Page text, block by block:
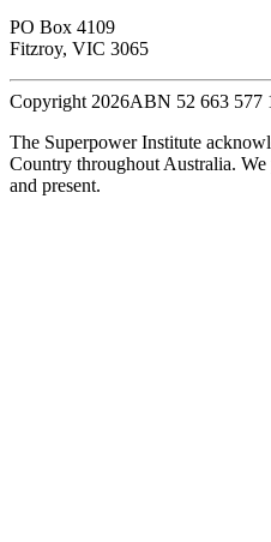
PO Box 4109
Fitzroy, VIC 3065
Copyright 2026ABN 52 663 577
The Superpower Institute
Country throughout Australia. We
and present.​​​​‌ ‍ ​‍​‍‌‍ ‌ ​‍‌‍‍‌‌‍‌ ‌‍‍‌‌‍ ‍​‍​‍​ ‍‍​‍​‍‌ ​ ‌‍​‌‌‍ ‍‌‍‍‌‌ ‌​‌ ‍‌​‍ ‍‌‍‍‌‌‍ ​‍​‍​‍ ​​‍​‍‌‍‍​‌ ​‍‌‍‌‌‌‍‌‍​‍​‍​ ‍‍​‍​‍‌‍‍​‌ ‌​‌ ‌​‌ ​​​ ‍‍​‍ ​‍ ‌‍ ​‌‍ ‌‍​ ‌‍​‌‌‍ ​‌‍‍​‌‍ ‌ ​ ‌ ‌​​ ‍‍​ ​ ​ ​ ​ ​ ​ ​ ​‍ ‌‍‍‌‌‍ ‍‌ ‌​‌‍‌‌‌‍ ‍‌ ‌​​‍ ‌‍‌‌‌‍‌​‌‍‍‌‌ ‌​​‍ ‌‍ ‌‌‍ ‌‍‌​‌‍‌‌​ ‌‌ ​​‌ ​‍‌‍‌‌‌ ​ ‌‍‌‌‌‍ ‍‌ ‌​‌‍​‌‌ ‌​‌‍‍‌‌‍ ‌‍ ‍​ ‍ ‌‍‍‌‌‍‌​​ ‌​ ​‍​ ‌‍​ ‌‌​ ‌‍​ ​​‌‍‌‌​ ‍​​ ​​​‍ ‌​ ‌ ​ ‌​​ ‌‍​ ‌‌​‍ ‌​ ‌​​ ‍​​ ​ ​ ‍‌​‍ ‌​ ‍​​ ‌‍​ ​‍​ ‍‌​‍ ‌​ ‌‌​ ‌‌​ ‌ ​ ​‍‌‍‌‍​ ‍​​ ​‍​ ‍‌​ ‌‌​ ‍​​ ​​‌‍‌‌​ ‍ ‌ ‌​‌ ‍‌‌ ​​‌‍‌‌​ ‌‌ ​ ‌‍‌‌‌ ‌​‌ ‌​‌‍‍‌‌‍ ‍‌‍‌ ‌ ​ ​ ‍ ‌ ​​‌‍​‌‌ ‌​‌‍‍​​ ‌‌‍​‌‌‍​ ‌‍‍ ‌‍ ‍‌‍ ‌ ‌ ‌‍ ​‌‍‌‌‌‍‌​‌‍‌ ‌‍‌‌‌‍ ‌‌‍‌‌‌‍ ‍‌ ‌​​ ‌‍​‍‌‍​‌‌ ​ ‌‍‌‌‌‌‌‌‌ ​‍‌‍ ​​ ‌‌‍‍​‌ ‌​‌ ‌​‌ ​​​‍‌‌​ ​ ‌​​‌​‍‌‌​ ​‍‌​‌‍​‍‌‌​ ​‍‌​‌‍‌‍ ​‌‍ ‌‍​ ‌‍​‌‌‍ ​‌‍‍​‌‍ ‌ ​ ‌ ‌​​‍‌‌​ ​ ‌​​‌​ ​ ​ ​ ​ ​ ​ ​ ​‍‌‍‌‍‍‌‌‍‌​​ ‌​ ​‍​ ‌‍​ ‌‌​ ‌‍​ ​​‌‍‌‌​ ‍​​ ​​​‍ ‌​ ‌ ​ ‌​​ ‌‍​ ‌‌​‍ ‌​ ‌​​ ‍​​ ​ ​ ‍‌​‍ ‌​ ‍​​ ‌‍​ ​‍​ ‍‌​‍ ‌​ ‌‌​ ‌‌​ ‌ ​ ​‍‌‍‌‍​ ‍​​ ​‍​ ‍‌​ ‌‌​ ‍​​ ​​‌‍‌‌​‍‌‍‌ ‌​‌ ‍‌‌ ​​‌‍‌‌​ ‌‌ ​ ‌‍‌‌‌ ‌​‌ ‌​‌‍‍‌‌‍ ‍‌‍‌ ‌ ​ ​‍‌‍‌ ​​‌‍​‌‌ ‌​‌‍‍​​ ‌‌‍​‌‌‍​ ‌‍‍ ‌‍ ‍‌‍ ‌ ‌ ‌‍ ​‌‍‌‌‌‍‌​‌‍‌ ‌‍‌‌‌‍ ‌‌‍‌‌‌‍ ‍‌ ‌​​‍‌‍‌ ​​‌‍‌‌‌ ​‍‌ ​ ‌ ​​‌‍‌‌‌‍​ ‌ ‌​‌‍‍‌‌ ‌‍‌‍‌‌​ ‌‌ ​​‌ ‌‌‌‍​‍‌‍ ​‌‍‍‌‌ ​ ‌‍‍​‌‍‌‌‌‍‌​​‍​‍‌ ‌